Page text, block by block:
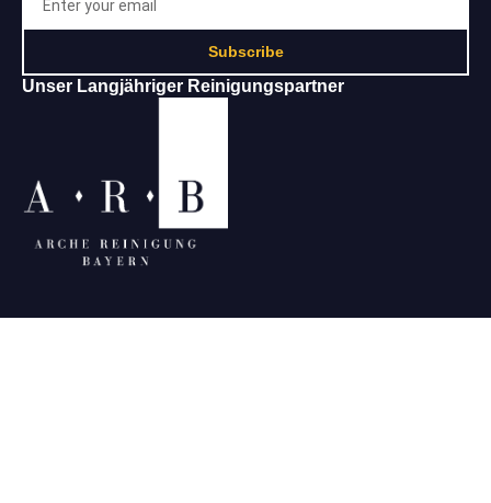
Subscribe
Unser Langjähriger Reinigungspartner